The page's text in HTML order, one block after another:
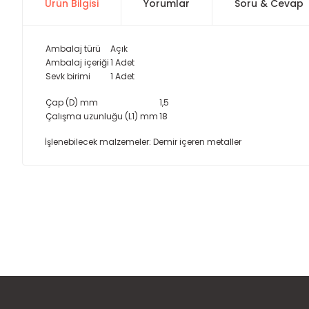
Ürün Bilgisi Yorumlar Soru & Cevap
Ambalaj türü
Açık
Ambalaj içeriği1 Adet
Sevk birimi
1 Adet
Çap (D) mm
1,5
Çalışma uzunluğu (L1) mm18
İşlenebilecek malzemeler: Demir içeren metaller
Ürün bilgilerinde hatalar bulunuyor.